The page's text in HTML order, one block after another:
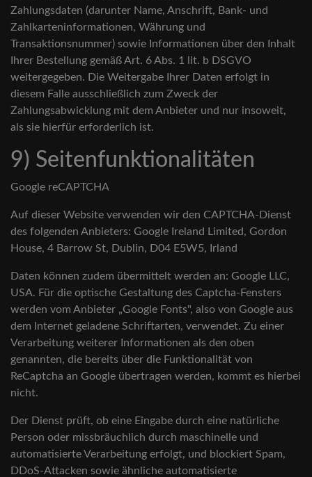
Zahlungsdaten (darunter Name, Anschrift, Bank- und
Zahlkarteninformationen, Währung und
Transaktionsnummer) sowie Informationen über den Inhalt
Ihrer Bestellung gemäß Art. 6 Abs. 1 lit. b DSGVO
weitergegeben. Die Weitergabe Ihrer Daten erfolgt in
diesem Falle ausschließlich zum Zweck der
Zahlungsabwicklung mit dem Anbieter und nur insoweit,
als sie hierfür erforderlich ist.
9) Seitenfunktionalitäten
Google reCAPTCHA
Auf dieser Website verwenden wir den CAPTCHA-Dienst
des folgenden Anbieters: Google Ireland Limited, Gordon
House, 4 Barrow St, Dublin, D04 E5W5, Irland
Daten können zudem übermittelt werden an: Google LLC,
USA. Für die optische Gestaltung des Captcha-Fensters
werden vom Anbieter „Google Fonts", also von Google aus
dem Internet geladene Schriftarten, verwendet. Zu einer
Verarbeitung weiterer Informationen als den oben
genannten, die bereits über die Funktionalität von
ReCaptcha an Google übertragen werden, kommt es hierbei
nicht.
Der Dienst prüft, ob eine Eingabe durch eine natürliche
Person oder missbräuchlich durch maschinelle und
automatisierte Verarbeitung erfolgt, und blockiert Spam,
DDoS-Attacken sowie ähnliche automatisierte